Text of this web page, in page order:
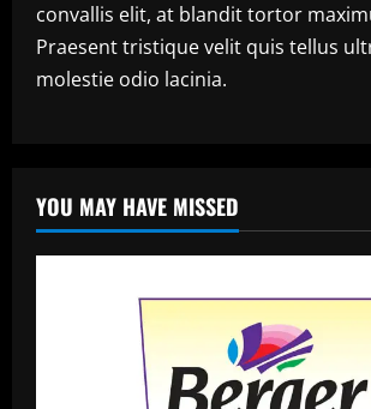
convallis elit, at blandit tortor
Praesent tristique velit quis tellus
molestie odio lacinia.
YOU MAY HAVE MISSED